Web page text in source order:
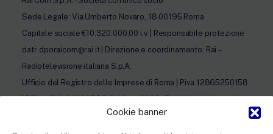
Cookie banner
Sede Legale: Via Umberto Novaro, 18 00195 Roma
Capitale sociale €10.320.000,00 i.v. | Responsabile protezione
dati: dporaicom@rai.it | Direzione e coordinamento: Rai –
Radiotelevisione italiana S.p.A.
Ufficio del Registro delle Imprese di Roma | P.iva 12865250158
| REA n. RM- 949207 | © Rai Com 2026 - Tutti i diritti riservati